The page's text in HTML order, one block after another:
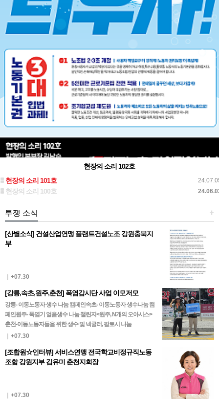
현장의 소리 102호
현장의 소리 101호
현장의 소리 100호
+
투쟁 소식
[산별소식] 건설산업연맹 플랜트건설노조 강원충북지
부
| +07.30
[강릉,속초,원주,춘천] 폭염감시단 사업 이모저모
강릉- 이동노동자 생수 나눔 캠페인속초- 이동노동자 생수나눔 캠
페인원주- 폭염기 얼음생수 나눔 챌린지<원주, N개의 오아시스>
춘천-이동노동자들을 위한 생수 및 넥쿨러, 팔토시 나눔
| +07.30
[조합원☆인터뷰] 서비스연맹 전국학교비정규직노동
조합 강원지부 김유미 춘천지회장
| +07.30